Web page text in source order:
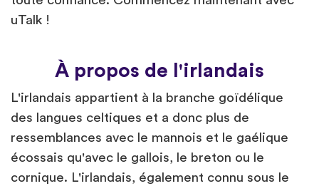
uTalk !
À propos de l'irlandais
L'irlandais appartient à la branche goïdélique
des langues celtiques et a donc plus de
ressemblances avec le mannois et le gaélique
écossais qu'avec le gallois, le breton ou le
cornique. L'irlandais, également connu sous le